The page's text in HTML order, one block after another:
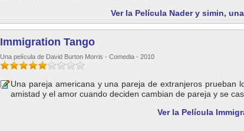
Ver la Película Nader y simin,
Immigration Tango
Una película de David Burton Morris - Comedia - 2010
Una pareja americana y una pareja de extranjeros prueban
amistad y el amor cuando deciden cambian de pareja y se
Ver la Película